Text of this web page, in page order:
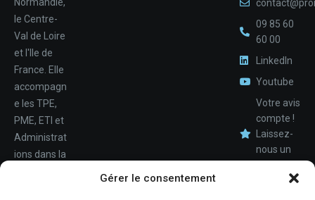
Gérer le consentement
le Centre-
Val de Loire
et l'Ile de
France. Elle
accompagn
e les TPE,
PME, ETI et
Administrat
ions dans la
09 85 60
60 00
LinkedIn
Youtube
Votre avis
compte !
Laissez-
nous un